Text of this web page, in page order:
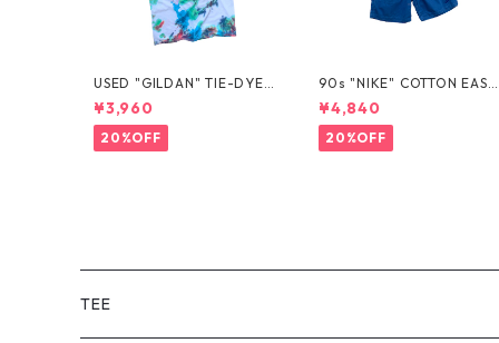
USED "GILDAN" TIE-DYE T
EE
¥3,960
20%OFF
90s "NIKE" COTTON EASY
SHORTS
¥4,840
20%OFF
TEE